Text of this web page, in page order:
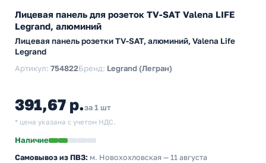
Лицевая панель для розеток TV-SAT Valena LIFE
Legrand, алюминий
Лицевая панель розетки TV-SAT, алюминий, Valena Life
Legrand
Артикул: 754822Бренд: Legrand (Легран)
391,67 р.за 1 шт
* цена указана с учетом НДС.
Наличие
Самовывоз из ПВЗ: м. Новохохловская — 11 августа